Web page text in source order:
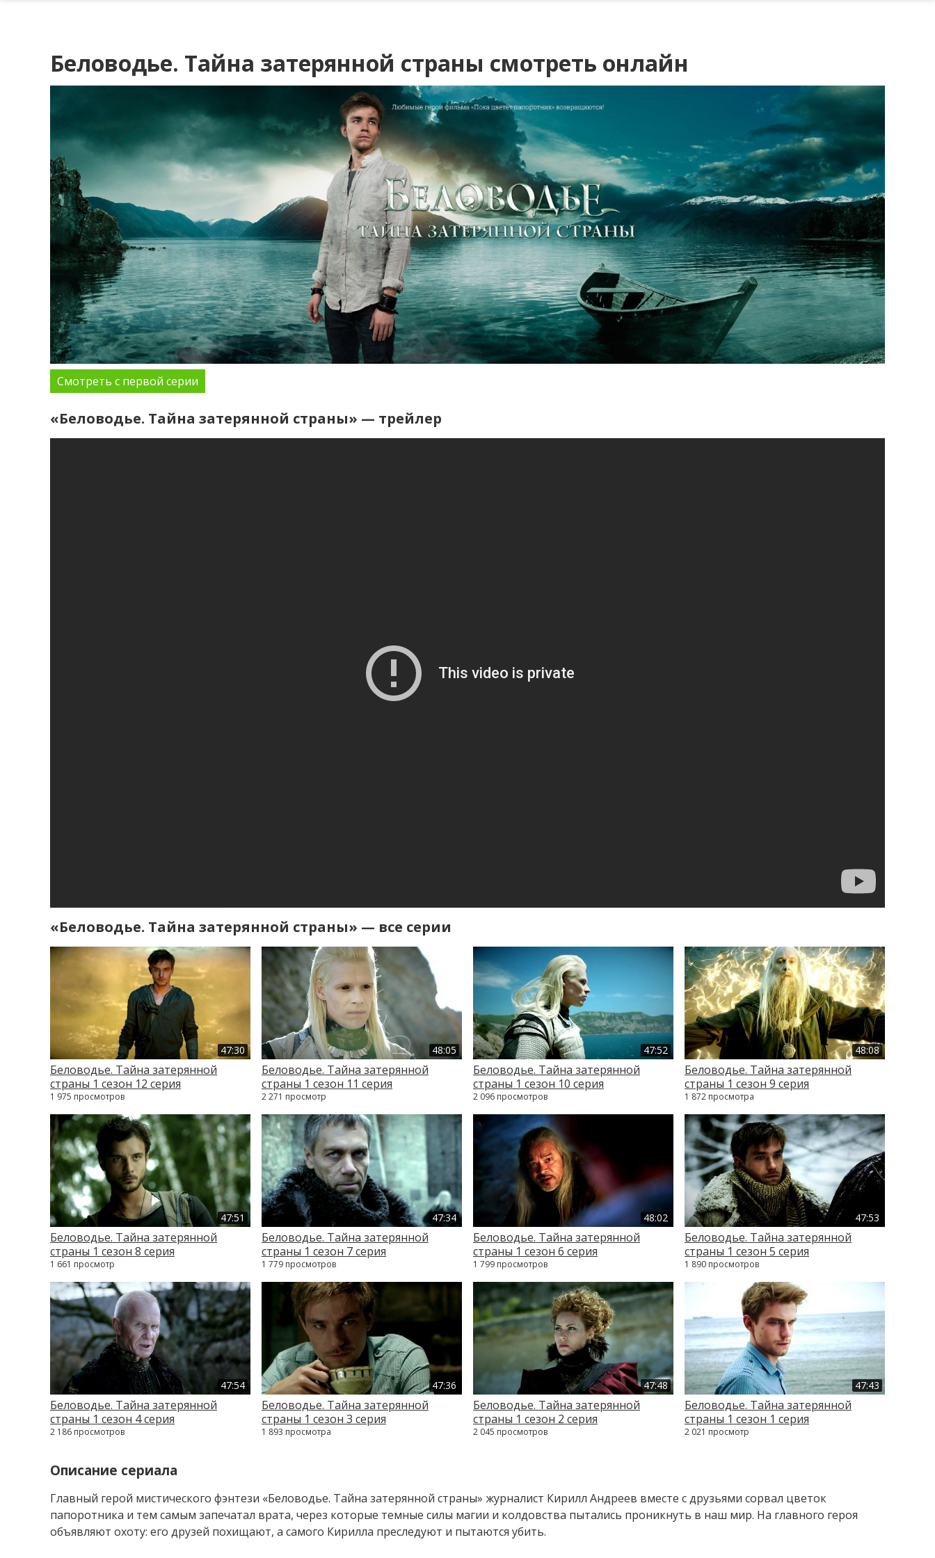
Беловодье. Тайна затерянной страны смотреть онлайн
Смотреть с первой серии
«Беловодье. Тайна затерянной страны» — трейлер
«Беловодье. Тайна затерянной страны» — все серии
47:30
Беловодье. Тайна затерянной
страны 1 сезон 12 серия
1 975 просмотров
48:05
Беловодье. Тайна затерянной
страны 1 сезон 11 серия
2 271 просмотр
47:52
Беловодье. Тайна затерянной
страны 1 сезон 10 серия
2 096 просмотров
48:08
Беловодье. Тайна затерянной
страны 1 сезон 9 серия
1 872 просмотра
47:51
Беловодье. Тайна затерянной
страны 1 сезон 8 серия
1 661 просмотр
47:34
Беловодье. Тайна затерянной
страны 1 сезон 7 серия
1 779 просмотров
48:02
Беловодье. Тайна затерянной
страны 1 сезон 6 серия
1 799 просмотров
47:53
Беловодье. Тайна затерянной
страны 1 сезон 5 серия
1 890 просмотров
47:54
Беловодье. Тайна затерянной
страны 1 сезон 4 серия
2 186 просмотров
47:36
Беловодье. Тайна затерянной
страны 1 сезон 3 серия
1 893 просмотра
47:48
Беловодье. Тайна затерянной
страны 1 сезон 2 серия
2 045 просмотров
47:43
Беловодье. Тайна затерянной
страны 1 сезон 1 серия
2 021 просмотр
Описание сериала
Главный герой мистического фэнтези «Беловодье. Тайна затерянной страны» журналист Кирилл Андреев вместе с друзьями сорвал цветок
папоротника и тем самым запечатал врата, через которые темные силы магии и колдовства пытались проникнуть в наш мир. На главного героя
объявляют охоту: его друзей похищают, а самого Кирилла преследуют и пытаются убить.